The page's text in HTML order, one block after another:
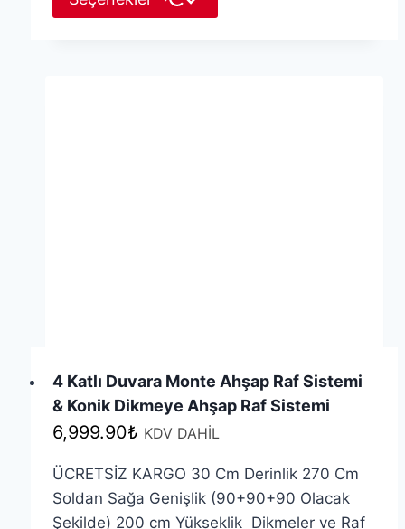
ürünün
4 Katlı Duvara Monte Ahşap Raf Sistemi
& Konik Dikmeye Ahşap Raf Sistemi
6,999.90₺ KDV DAHİL
ÜCRETSİZ KARGO 30 Cm Derinlik 270 Cm
Soldan Sağa Genişlik (90+90+90 Olacak
Şekilde) 200 cm Yükseklik Dikmeler ve Raf